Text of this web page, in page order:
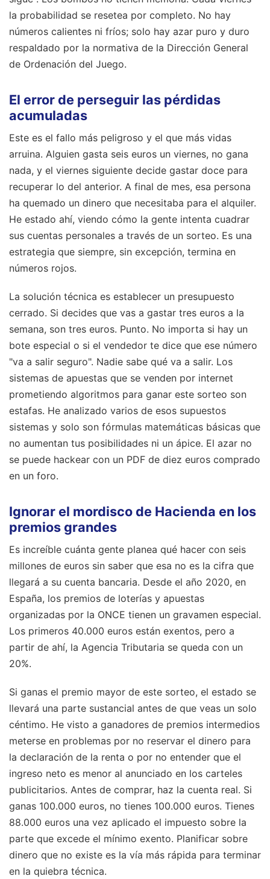
la probabilidad se resetea por completo. No hay
números calientes ni fríos; solo hay azar puro y duro
respaldado por la normativa de la Dirección General
de Ordenación del Juego.
El error de perseguir las pérdidas
acumuladas
Este es el fallo más peligroso y el que más vidas
arruina. Alguien gasta seis euros un viernes, no gana
nada, y el viernes siguiente decide gastar doce para
recuperar lo del anterior. A final de mes, esa persona
ha quemado un dinero que necesitaba para el alquiler.
He estado ahí, viendo cómo la gente intenta cuadrar
sus cuentas personales a través de un sorteo. Es una
estrategia que siempre, sin excepción, termina en
números rojos.
La solución técnica es establecer un presupuesto
cerrado. Si decides que vas a gastar tres euros a la
semana, son tres euros. Punto. No importa si hay un
bote especial o si el vendedor te dice que ese número
"va a salir seguro". Nadie sabe qué va a salir. Los
sistemas de apuestas que se venden por internet
prometiendo algoritmos para ganar este sorteo son
estafas. He analizado varios de esos supuestos
sistemas y solo son fórmulas matemáticas básicas que
no aumentan tus posibilidades ni un ápice. El azar no
se puede hackear con un PDF de diez euros comprado
en un foro.
Ignorar el mordisco de Hacienda en los
premios grandes
Es increíble cuánta gente planea qué hacer con seis
millones de euros sin saber que esa no es la cifra que
llegará a su cuenta bancaria. Desde el año 2020, en
España, los premios de loterías y apuestas
organizadas por la ONCE tienen un gravamen especial.
Los primeros 40.000 euros están exentos, pero a
partir de ahí, la Agencia Tributaria se queda con un
20%.
Si ganas el premio mayor de este sorteo, el estado se
llevará una parte sustancial antes de que veas un solo
céntimo. He visto a ganadores de premios intermedios
meterse en problemas por no reservar el dinero para
la declaración de la renta o por no entender que el
ingreso neto es menor al anunciado en los carteles
publicitarios. Antes de comprar, haz la cuenta real. Si
ganas 100.000 euros, no tienes 100.000 euros. Tienes
88.000 euros una vez aplicado el impuesto sobre la
parte que excede el mínimo exento. Planificar sobre
dinero que no existe es la vía más rápida para terminar
en la quiebra técnica.